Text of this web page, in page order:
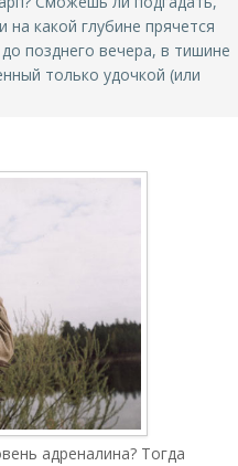
какой глубине прячется
позднего вечера, в тишине
только удочкой (или
адреналина? Тогда